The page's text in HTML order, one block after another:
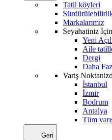
Tatil köyleri
Markalarımız
Seyahatiniz
Yeni
Aile
Dergi
Daha
Variş
İstanbul
İzmir
Bodrum
Antalya
Tüm
Geri